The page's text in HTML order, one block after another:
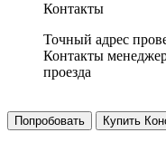
Контакты
Точный адрес
Контакты
проезда
Попробовать Купить